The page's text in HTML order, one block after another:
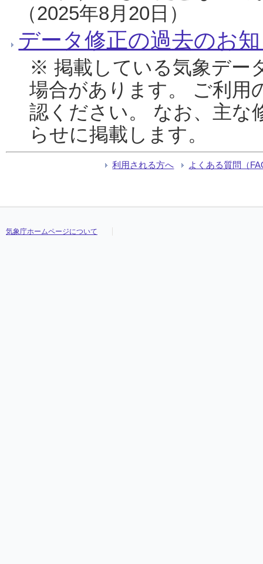
（2025年8月20日）
データ修正の過去のお
※ 掲載している気象デー
場合があります。 ご利用
認ください。 なお、主な
らせに掲載します。
利用される方へ よくある質問（
気象庁ホームページについて